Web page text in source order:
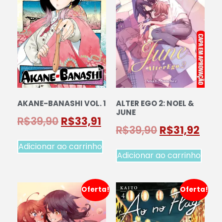
AKANE-BANASHI VOL. 1
R$39,90 R$33,91
Adicionar ao carrinho
ALTER EGO 2: NOEL &
JUNE
R$39,90 R$31,92
Adicionar ao carrinho
Oferta! Oferta!